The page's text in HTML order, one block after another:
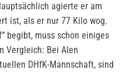
agierte er am
ist, als er nur 77 Kilo wog.
begibt, muss schon einiges
Vergleich: Bei Alen
DHfK-Mannschaft, sind